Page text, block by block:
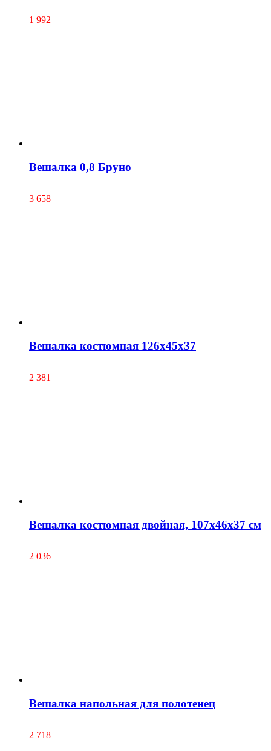
1 992
Вешалка 0,8 Бруно
3 658
Вешалка костюмная 126х45х37
2 381
Вешалка костюмная двойная, 107х46х37 см
2 036
Вешалка напольная для полотенец
2 718